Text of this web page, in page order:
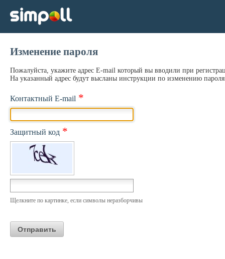
Изменение пароля
Пожалуйста, укажите адрес E-mail который вы вводили при
На указанный адрес будут высланы инструкции по изменению
Контактный E-mail *
Защитный код *
Щелкните по картинке, если символы неразборчивы